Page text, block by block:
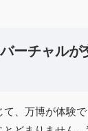
ーチャル
て、万博が体験